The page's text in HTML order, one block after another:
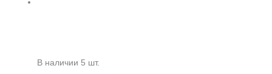
В наличии 5 шт.